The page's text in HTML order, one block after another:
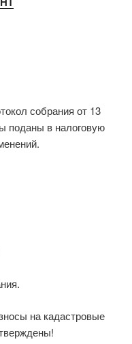
собрания от 13
поданы в налоговую
на кадастровые